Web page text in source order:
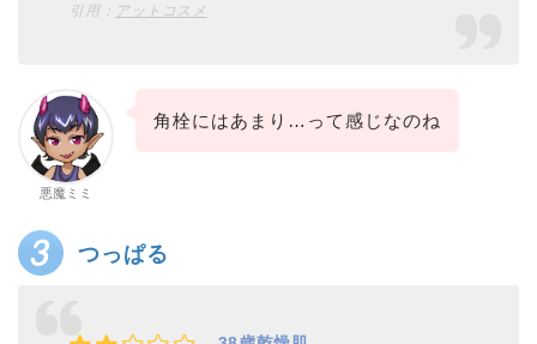
引用： アットコスメ
悪魔ミミ
角栓にはあまり…って感じなのね
つっぱる